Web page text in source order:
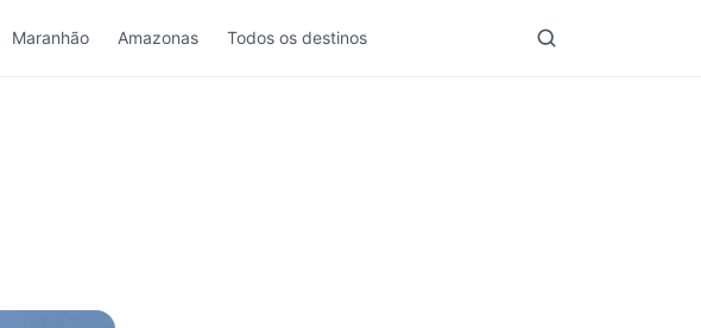
Maranhão Amazonas Todos os destinos